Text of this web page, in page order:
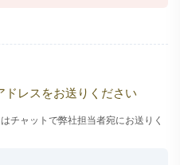
ドレスをお送りください
チャットで弊社担当者宛にお送りく